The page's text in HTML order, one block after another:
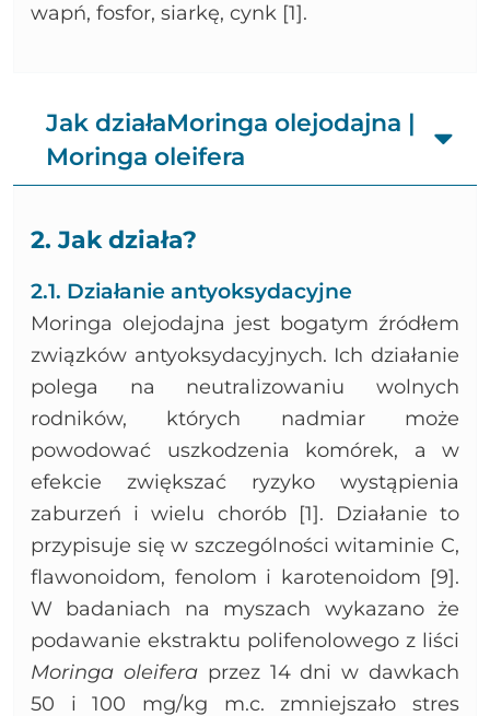
wapń, fosfor, siarkę, cynk [1].
Jak działaMoringa olejodajna |
Moringa oleifera
2. Jak działa?
2.1. Działanie antyoksydacyjne
Moringa olejodajna jest bogatym źródłem
związków antyoksydacyjnych. Ich działanie
polega na neutralizowaniu wolnych
rodników, których nadmiar może
powodować uszkodzenia komórek, a w
efekcie zwiększać ryzyko wystąpienia
zaburzeń i wielu chorób [1]. Działanie to
przypisuje się w szczególności witaminie C,
flawonoidom, fenolom i karotenoidom [9].
W badaniach na myszach wykazano że
podawanie ekstraktu polifenolowego z liści
Moringa oleiferaprzez 14 dni w dawkach
50 i 100 mg/kg m.c. zmniejszało stres